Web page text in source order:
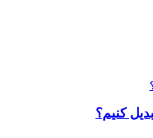
کنیم؟